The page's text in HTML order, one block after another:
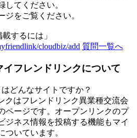
してください。
ジをご覧ください。
するには」
cloudbiz/add 質問一覧へ
イフレンドリンクについて
どんなサイトですか？
クはフレンドリンク異業種交流会
ページです。オープンリンクのプ
ジネス情報を投稿する機能もマイ
ついています。